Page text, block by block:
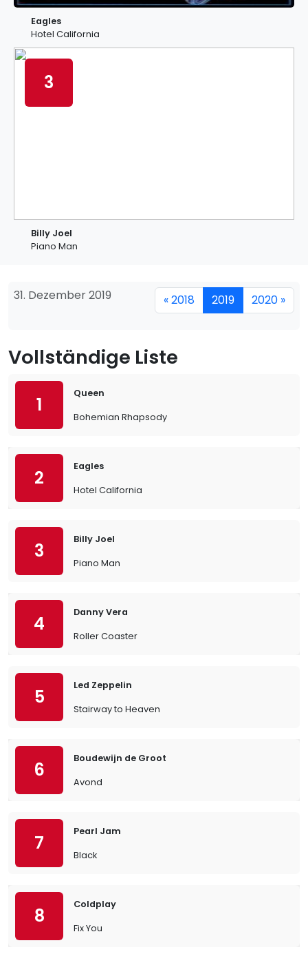
Eagles
Hotel California
3
Billy Joel
Piano Man
31. Dezember 2019 « 2018 2019 2020 »
Vollständige Liste
1
Queen
Bohemian Rhapsody
2
Eagles
Hotel California
3
Billy Joel
Piano Man
4
Danny Vera
Roller Coaster
5
Led Zeppelin
Stairway to Heaven
6
Boudewijn de Groot
Avond
7
Pearl Jam
Black
8
Coldplay
Fix You